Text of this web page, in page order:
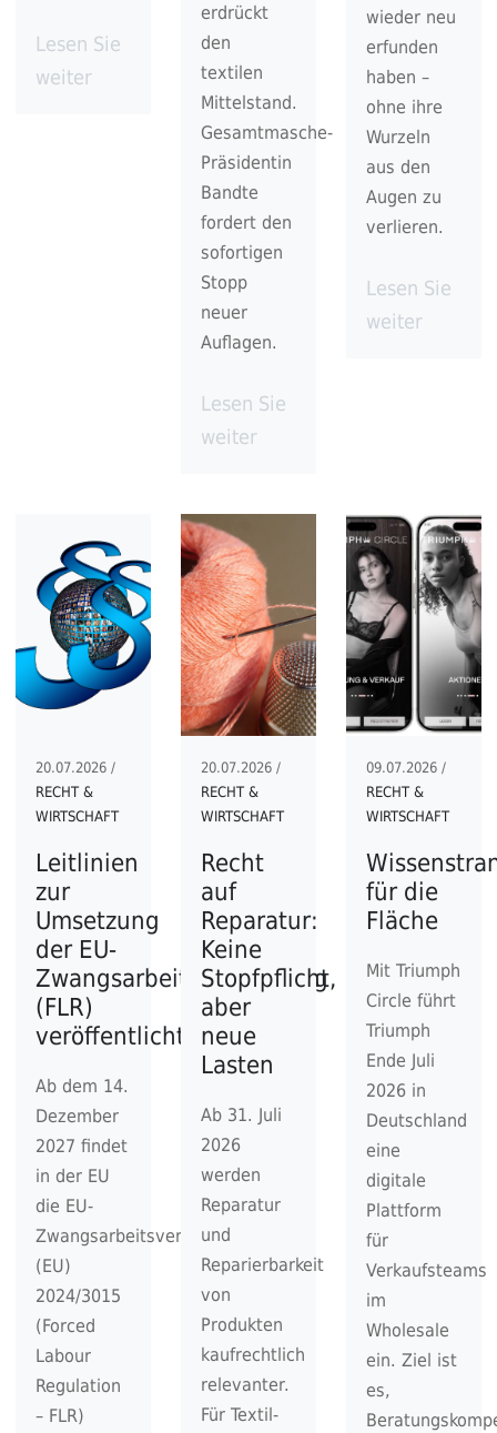
Lesen Sie
weiter
erdrückt
den
textilen
Mittelstand.
Gesamtmasche-
Präsidentin
Bandte
fordert den
sofortigen
Stopp
neuer
Auflagen.
Lesen Sie
weiter
wieder neu
erfunden
haben –
ohne ihre
Wurzeln
aus den
Augen zu
verlieren.
Lesen Sie
weiter
20.07.2026 /
RECHT &
WIRTSCHAFT
Leitlinien
zur
Umsetzung
der EU-
Zwangsarbeitsverordnung
(FLR)
veröffentlicht
Ab dem 14.
Dezember
2027 findet
in der EU
die EU-
Zwangsarbeitsverordnung
(EU)
2024/3015
(Forced
Labour
Regulation
– FLR)
20.07.2026 /
RECHT &
WIRTSCHAFT
Recht
auf
Reparatur:
Keine
Stopfpflicht,
aber
neue
Lasten
Ab 31. Juli
2026
werden
Reparatur
und
Reparierbarkeit
von
Produkten
kaufrechtlich
relevanter.
Für Textil-
09.07.2026 /
RECHT &
WIRTSCHAFT
für die
Fläche
Mit Triumph
Circle führt
Triumph
Ende Juli
2026 in
Deutschland
eine
digitale
Plattform
für
Verkaufsteams
im
Wholesale
ein. Ziel ist
es,